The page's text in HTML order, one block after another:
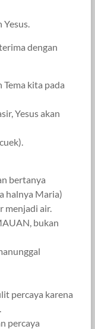
Yesus.
dengan
kita pada
Yesus akan
bertanya
halnya Maria)
menjadi air.
bukan
percaya karena
percaya